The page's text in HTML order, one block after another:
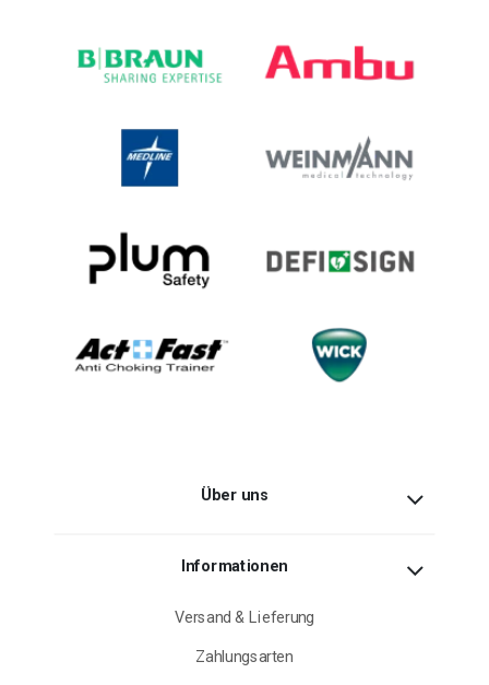
Über uns
Informationen
Versand & Lieferung
Zahlungsarten